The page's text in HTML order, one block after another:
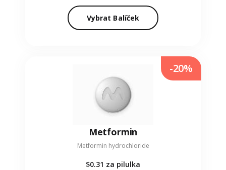
Vybrat Balíček
Metformin
Metformin hydrochloride
$0.31 za pilulka
-20%